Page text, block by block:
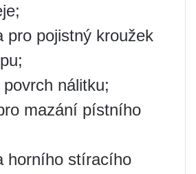
pojistný kroužek
nálitku;
mazání pístního
horního stíracího